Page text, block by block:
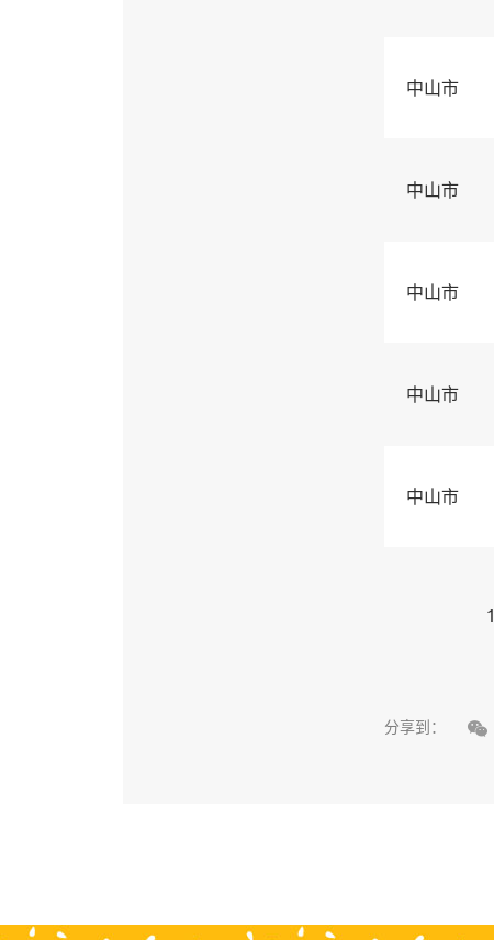
中山市
中山市
中山市
中山市
中山市
1
分享到： 